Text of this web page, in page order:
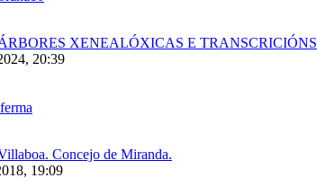
XENEALÓXICAS E TRANSCRICIÓNS
20:39
Concejo de Miranda.
19:09